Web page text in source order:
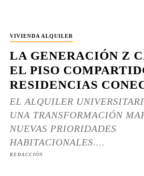
VIVIENDA ALQUILER
LA GENERACIÓN Z
EL PISO
RESIDENCIAS
EL ALQUILER
UNA TRANSFORMACIÓN
NUEVAS PRIORIDADES
HABITACIONALES....
REDACCIÓN